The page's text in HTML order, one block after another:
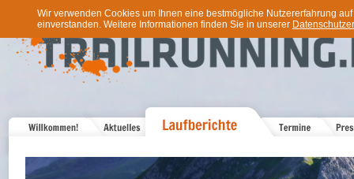
Wir verwenden Cookies um Ihnen eine bestmögliche Nutzererfahrung
einverstanden. Weitere Informationen finden Sie in unserer